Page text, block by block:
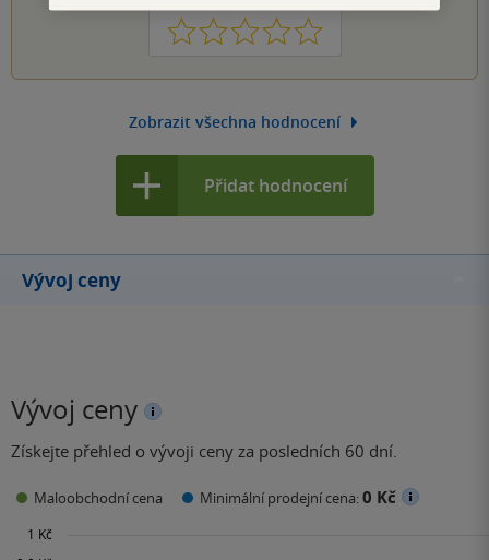
1 2 3 4 5
Zobrazit všechna hodnocení
Přidat hodnocení
Vývoj ceny
Vývoj ceny
Získejte přehled o vývoji ceny za posledních 60 dní.
Maloobchodní cena Minimální prodejní cena:0 Kč